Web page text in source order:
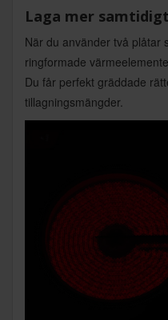
Laga mer
När du använder två plåtar
ringformade
Du får perfekt gräddade
tillagningsmängder.